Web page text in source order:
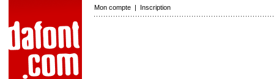
Mon compte | Inscription